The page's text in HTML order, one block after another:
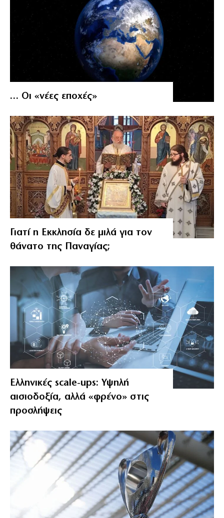
… Οι «νέες εποχές»
Γιατί η Εκκλησία δε μιλά για τον
θάνατο της Παναγίας;
Ελληνικές scale-ups: Υψηλή
αισιοδοξία, αλλά «φρένο» στις
προσλήψεις